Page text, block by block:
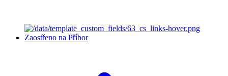
Zaostřeno na Příbor